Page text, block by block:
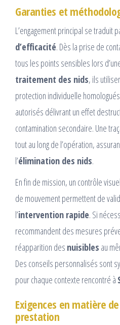
Garanties et
L’engagement principal se traduit
d’efficacité. Dès la prise de
tous les points sensibles lors
traitement des nids, ils
protection individuelle
autorisés délivrant un effet
contamination secondaire. Une
tout au long de l’opération,
l’élimination des nids.
En fin de mission, un contrôle
de mouvement permettent de
l’intervention rapide. Si
recommandent des mesures
réapparition des nuisibles au
Des conseils personnalisés sont
pour chaque contexte rencontré à
Exigences en matière
prestation